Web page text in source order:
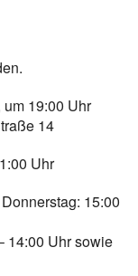
19:00 Uhr
14
Uhr
15:00
14:00 Uhr sowie